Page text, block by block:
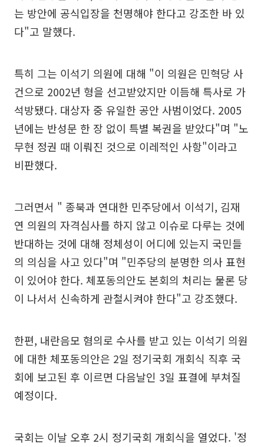
는 방안에 공식입장을 천명해야 한다고 강조한 바 있
다"고 말했다.
특히 그는 이석기 의원에 대해 "이 의원은 민혁당 사
건으로 2002년 형을 선고받았지만 이듬해 특사로 가
석방됐다. 대상자 중 유일한 공안 사범이었다. 2005
년에는 반성문 한 장 없이 특별 복권을 받았다"며 "노
무현 정권 때 이뤄진 것으로 이레적인 사항"이라고
비판했다.
그러면서 " 종북과 연대한 민주당에서 이석기, 김재
연 의원의 자격심사를 하지 않고 이슈로 다루는 것에
반대하는 것에 대해 정체성이 어디에 있는지 국민들
의 의심을 사고 있다"며 "민주당의 분명한 의사 표현
이 있어야 한다. 체포동의안도 본회의 처리는 물론 당
이 나서서 신속하게 관철시켜야 한다"고 강조했다.
한편, 내란음모 혐의로 수사를 받고 있는 이석기 의원
에 대한 체포동의안은 2일 정기국회 개회식 직후 국
회에 보고된 후 이르면 다음날인 3일 표결에 부쳐질
예정이다.
국회는 이날 오후 2시 정기국회 개회식을 열었다. '정